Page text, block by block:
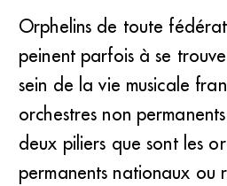
Fin 2016, la presse régionale
menaces qui pesaient sur
l’occasion du départ à la retraite
Dorn. (theatre-thionville.fr)
Orphelins de toute
peinent parfois à se
sein de la vie musicale
orchestres non
deux piliers que sont les
permanents nationaux ou